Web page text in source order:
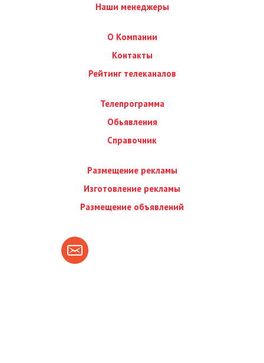
Наши менеджеры
О Компании
Контакты
Рейтинг телеканалов
Телепрограмма
Обьявления
Справочник
Размещение рекламы
Изготовление рекламы
Размещение объявлений